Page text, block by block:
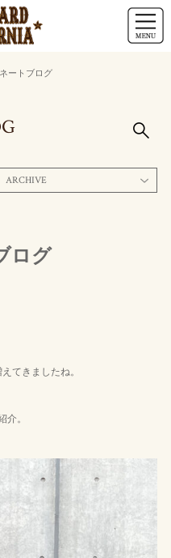
ートブログ
ARCHIVE
ログ
てきましたね。
。